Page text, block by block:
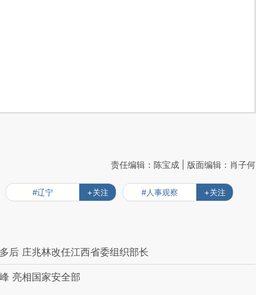
责任编辑：陈宝成 | 版面编辑：肖子何
#辽宁 +关注 #人事观察 +关注
后 庄兆林改任江西省委组织部长
亮相国家安全部